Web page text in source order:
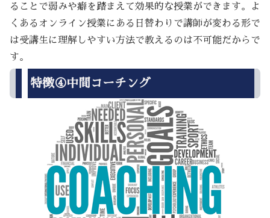
ることで弱みや癖を踏まえて効果的な授業ができます。よ
くあるオンライン授業にある日替わりで講師が変わる形で
は受講生に理解しやすい方法で教えるのは不可能だからで
す。
特徴④中間コーチング